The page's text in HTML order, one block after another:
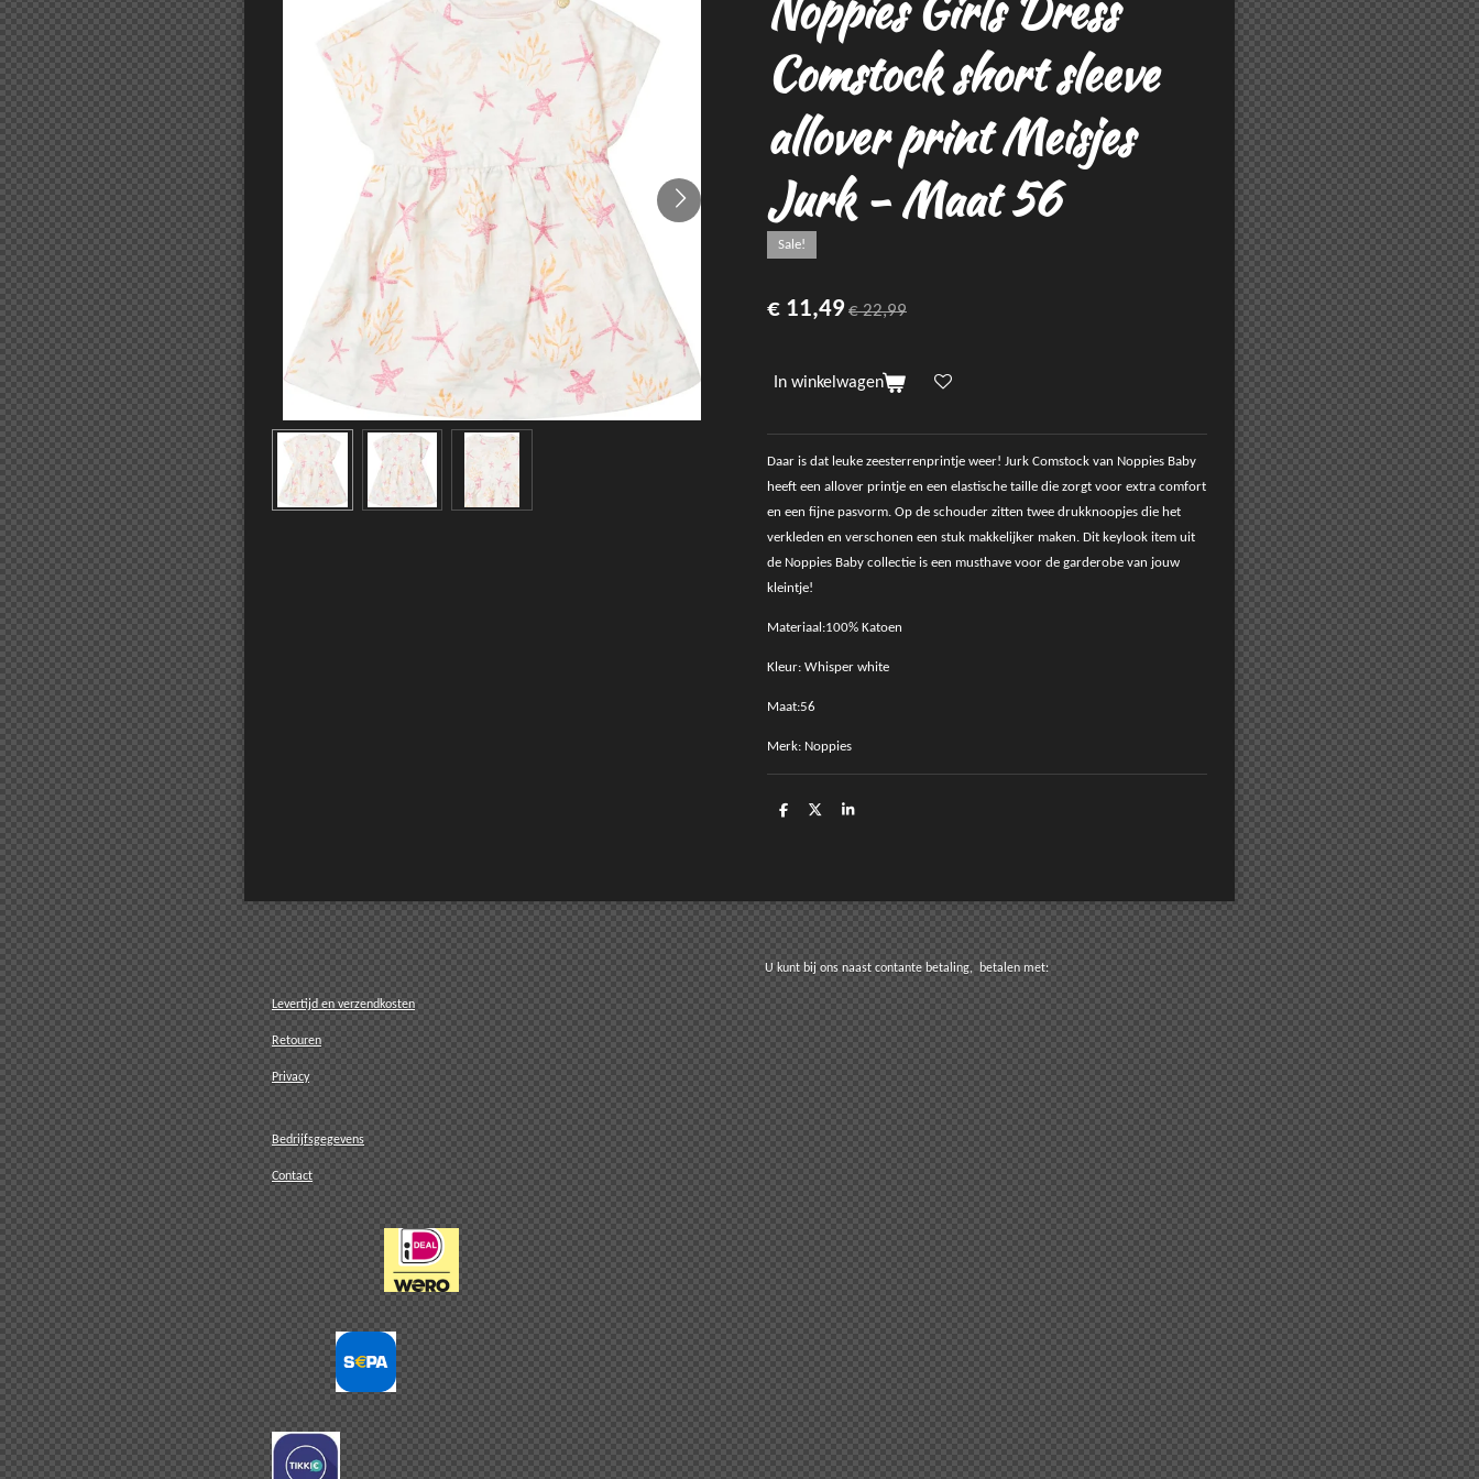
Comstock short sleeve
allover print Meisjes
Jurk - Maat 56
Sale!
€ 11,49€ 22,99
In winkelwagen
Daar is dat leuke zeesterrenprintje weer! Jurk Comstock van Noppies Baby
heeft een allover printje en een elastische taille die zorgt voor extra comfort
en een fijne pasvorm. Op de schouder zitten twee drukknoopjes die het
verkleden en verschonen een stuk makkelijker maken. Dit keylook item uit
de Noppies Baby collectie is een musthave voor de garderobe van jouw
kleintje!
Materiaal:100% Katoen
Kleur: Whisper white
Maat:56
Merk: Noppies
D
D
S
U kunt bij ons naast contante betaling, betalen met:
Levertijd en verzendkosten
Retouren
Privacy
Bedrijfsgegevens
Contact